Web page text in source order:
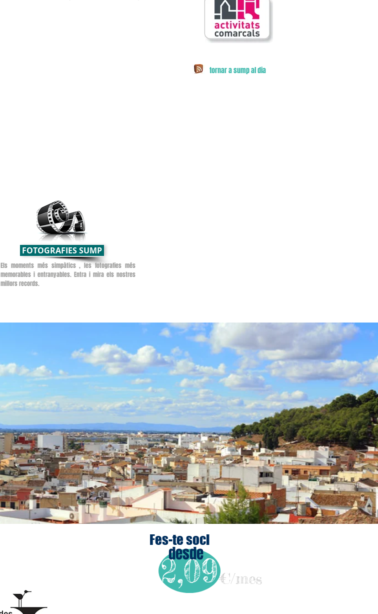
tornar a sump al dia
FOTOGRAFIES SUMP
Els moments més simpàtics , les fotografies més
memorables i entranyables. Entra i mira els nostres
millors records.
2,09
desde
Fes-te soci
€/mes